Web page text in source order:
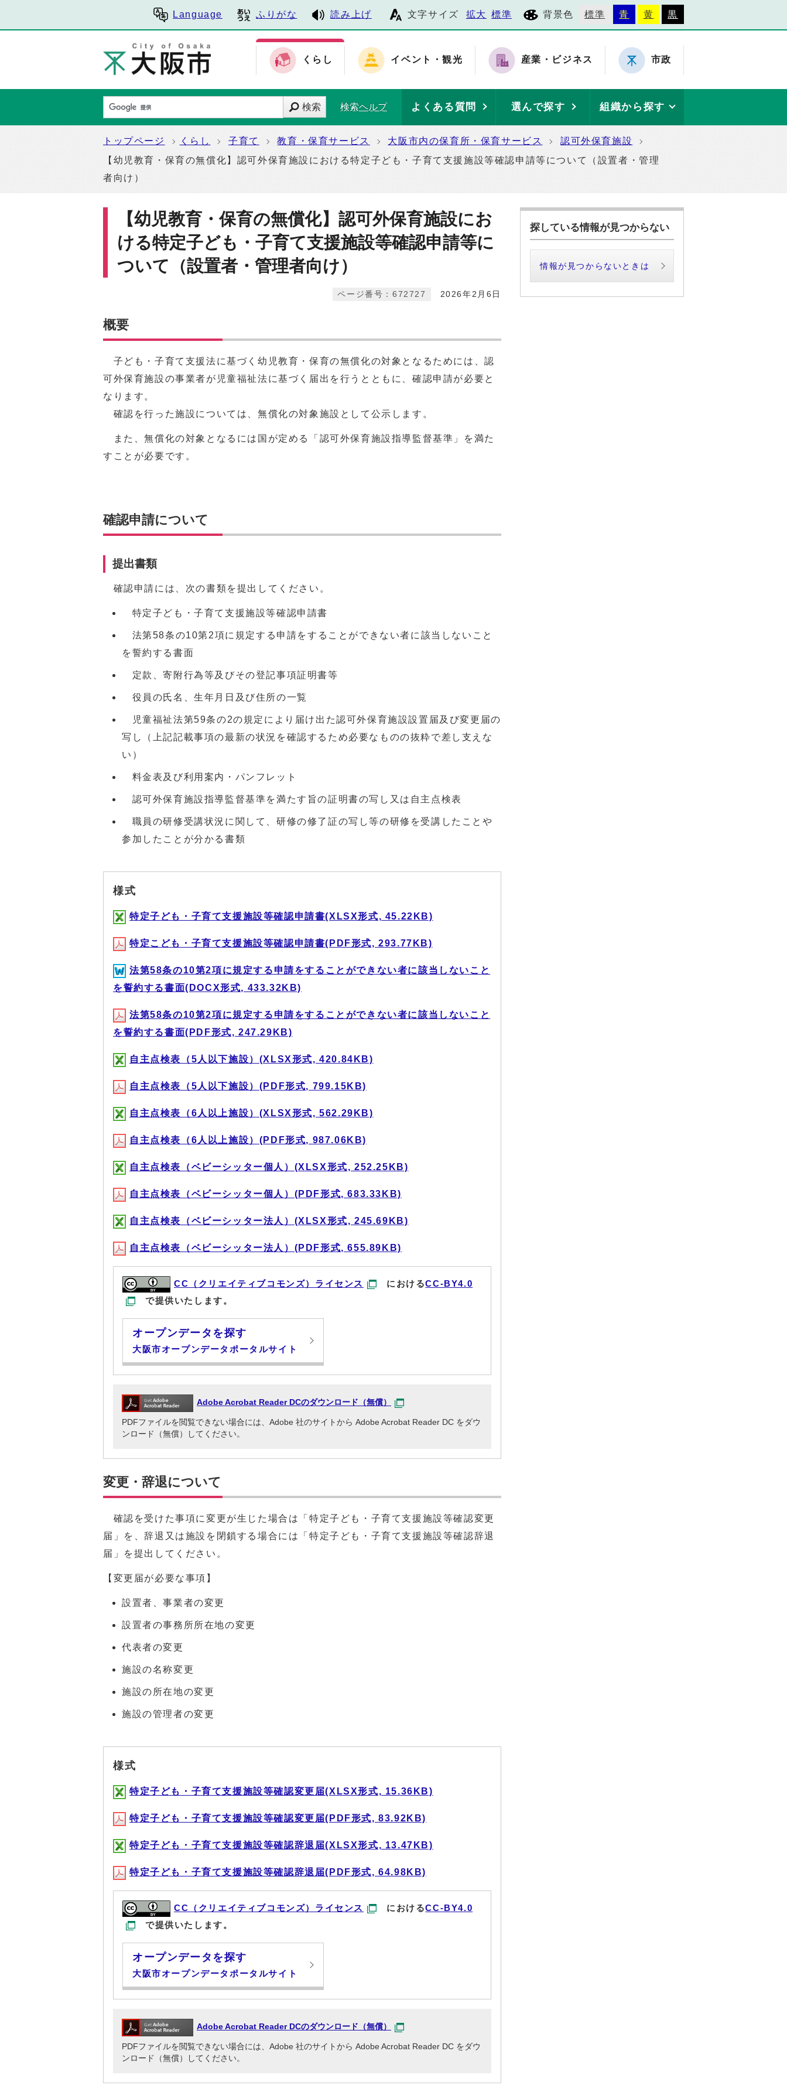
Language ふりがな 読み上げ 文字サイズ 拡大 標準 背景色 標準 青 黄 黒
くらし イベント・観光 産業・ビジネス 市政
検索 検索ヘルプ よくある質問 選んで探す 組織から探す
トップページ くらし 子育て 教育・保育サービス 大阪市内の保育所・保育サービス
認可外保育施設
【幼児教育・保育の無償化】認可外保育施設における特定子ども・子育て支援施設等確認申請等について（設置者・管理
者向け）
【幼児教育・保育の無償化】認可外保育施設にお
ける特定子ども・子育て支援施設等確認申請等に
ついて（設置者・管理者向け）
2026年2月6日
ページ番号：672727
概要
子ども・子育て支援法に基づく幼児教育・保育の無償化の対象となるためには、認
可外保育施設の事業者が児童福祉法に基づく届出を行うとともに、確認申請が必要と
なります。
確認を行った施設については、無償化の対象施設として公示します。
また、無償化の対象となるには国が定める「認可外保育施設指導監督基準」を満た
すことが必要です。
確認申請について
提出書類
確認申請には、次の書類を提出してください。
特定子ども・子育て支援施設等確認申請書
法第58条の10第2項に規定する申請をすることができない者に該当しないこと
を誓約する書面
定款、寄附行為等及びその登記事項証明書等
役員の氏名、生年月日及び住所の一覧
児童福祉法第59条の2の規定により届け出た認可外保育施設設置届及び変更届の
写し（上記記載事項の最新の状況を確認するため必要なものの抜粋で差し支えな
い）
料金表及び利用案内・パンフレット
認可外保育施設指導監督基準を満たす旨の証明書の写し又は自主点検表
職員の研修受講状況に関して、研修の修了証の写し等の研修を受講したことや
参加したことが分かる書類
様式
特定子ども・子育て支援施設等確認申請書(XLSX形式, 45.22KB)
特定こども・子育て支援施設等確認申請書(PDF形式, 293.77KB)
法第58条の10第2項に規定する申請をすることができない者に該当しないこと
を誓約する書面(DOCX形式, 433.32KB)
法第58条の10第2項に規定する申請をすることができない者に該当しないこと
を誓約する書面(PDF形式, 247.29KB)
自主点検表（5人以下施設）(XLSX形式, 420.84KB)
自主点検表（5人以下施設）(PDF形式, 799.15KB)
自主点検表（6人以上施設）(XLSX形式, 562.29KB)
自主点検表（6人以上施設）(PDF形式, 987.06KB)
自主点検表（ベビーシッター個人）(XLSX形式, 252.25KB)
自主点検表（ベビーシッター個人）(PDF形式, 683.33KB)
自主点検表（ベビーシッター法人）(XLSX形式, 245.69KB)
自主点検表（ベビーシッター法人）(PDF形式, 655.89KB)
CC（クリエイティブコモンズ）ライセンス におけるCC-BY4.0
で提供いたします。
オープンデータを探す
大阪市オープンデータポータルサイト
Adobe Acrobat Reader DCのダウンロード（無償）
PDFファイルを閲覧できない場合には、Adobe 社のサイトから Adobe Acrobat Reader DC をダウ
ンロード（無償）してください。
変更・辞退について
確認を受けた事項に変更が生じた場合は「特定子ども・子育て支援施設等確認変更
届」を、辞退又は施設を閉鎖する場合には「特定子ども・子育て支援施設等確認辞退
届」を提出してください。
【変更届が必要な事項】
設置者、事業者の変更
設置者の事務所所在地の変更
代表者の変更
施設の名称変更
施設の所在地の変更
施設の管理者の変更
様式
特定子ども・子育て支援施設等確認変更届(XLSX形式, 15.36KB)
特定子ども・子育て支援施設等確認変更届(PDF形式, 83.92KB)
特定子ども・子育て支援施設等確認辞退届(XLSX形式, 13.47KB)
特定子ども・子育て支援施設等確認辞退届(PDF形式, 64.98KB)
CC（クリエイティブコモンズ）ライセンス におけるCC-BY4.0
で提供いたします。
オープンデータを探す
大阪市オープンデータポータルサイト
Adobe Acrobat Reader DCのダウンロード（無償）
PDFファイルを閲覧できない場合には、Adobe 社のサイトから Adobe Acrobat Reader DC をダウ
ンロード（無償）してください。
探している情報が見つからない
情報が見つからないときは